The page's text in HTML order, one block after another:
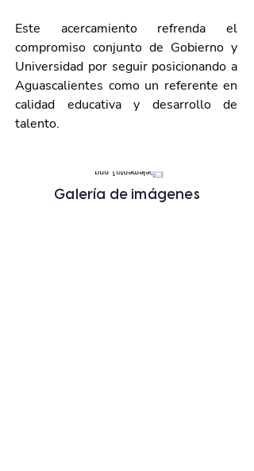
Este acercamiento refrenda el
compromiso conjunto de Gobierno y
Universidad por seguir posicionando a
Aguascalientes como un referente en
calidad educativa y desarrollo de
talento.
Galería de imágenes